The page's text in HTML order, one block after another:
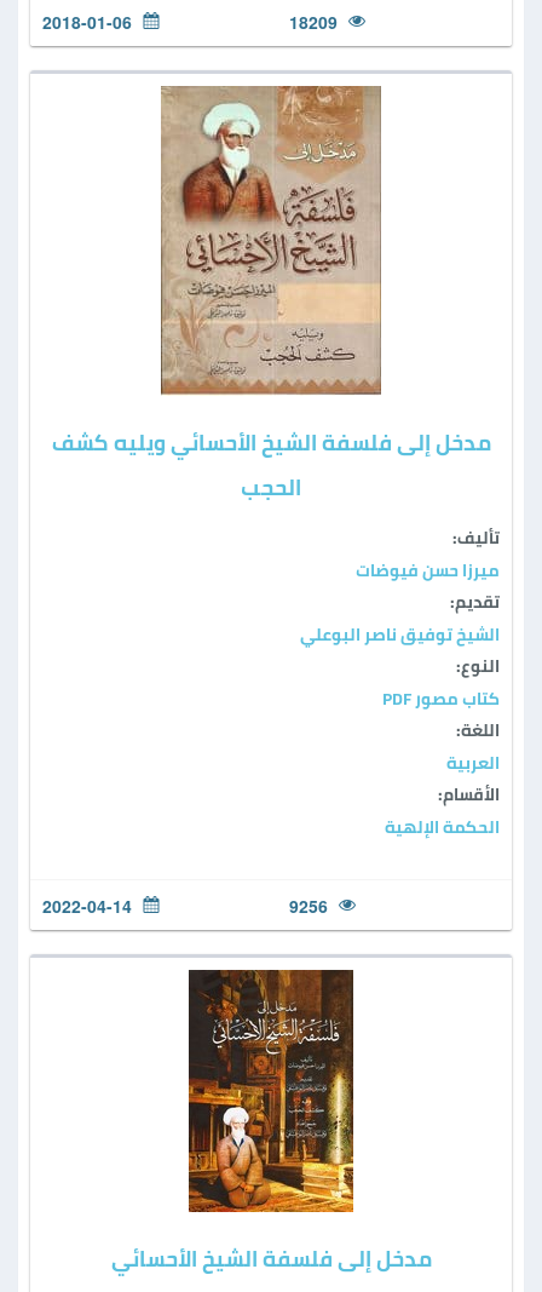
18209
2018-01-06
مدخل إلى فلسفة الشيخ الأحسائي ويليه كشف
الحجب
تأليف:
ميرزا حسن فيوضات
تقديم:
الشيخ توفيق ناصر البوعلي
النوع:
كتاب مصور PDF
اللغة:
العربية
الأقسام:
الحكمة الإلهية
9256
2022-04-14
مدخل إلى فلسفة الشيخ الأحسائي